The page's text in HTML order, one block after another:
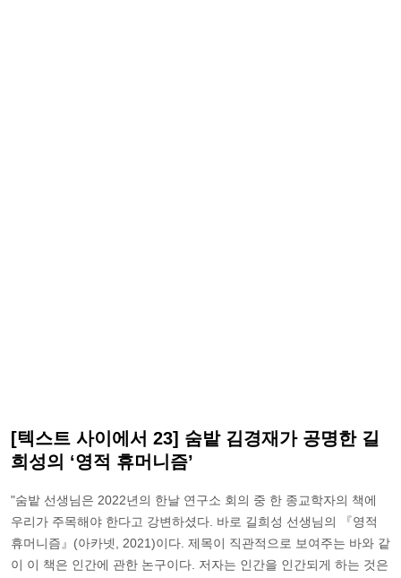
[텍스트 사이에서 23] 숨밭 김경재가 공명한 길
희성의 ‘영적 휴머니즘’
"숨밭 선생님은 2022년의 한날 연구소 회의 중 한 종교학자의 책에
우리가 주목해야 한다고 강변하셨다. 바로 길희성 선생님의 『영적
휴머니즘』(아카넷, 2021)이다. 제목이 직관적으로 보여주는 바와 같
이 이 책은 인간에 관한 논구이다. 저자는 인간을 인간되게 하는 것은